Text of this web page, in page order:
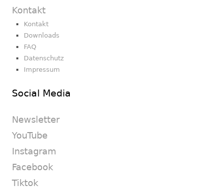
Kontakt
Kontakt
Downloads
FAQ
Datenschutz
Impressum
Social Media
Newsletter
YouTube
Instagram
Facebook
Tiktok